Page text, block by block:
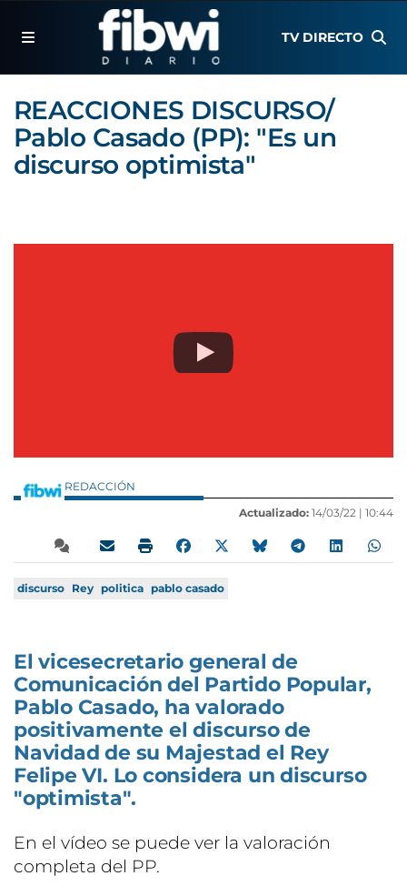
TV DIRECTO
REACCIONES DISCURSO/
Pablo Casado (PP): "Es un
discurso optimista"
REDACCIÓN
Actualizado: 14/03/22 | 10:44
discurso Rey politica pablo casado
El vicesecretario general de
Comunicación del Partido Popular,
Pablo Casado, ha valorado
positivamente el discurso de
Navidad de su Majestad el Rey
Felipe VI. Lo considera un discurso
"optimista".
En el vídeo se puede ver la valoración
completa del PP.